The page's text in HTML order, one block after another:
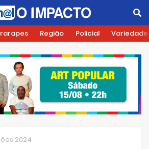
Região Policial
2024